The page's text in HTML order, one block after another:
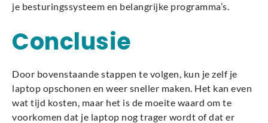
je besturingssysteem en belangrijke programma’s.
Conclusie
Door bovenstaande stappen te volgen, kun je zelf je
laptop opschonen en weer sneller maken. Het kan even
wat tijd kosten, maar het is de moeite waard om te
voorkomen dat je laptop nog trager wordt of dat er